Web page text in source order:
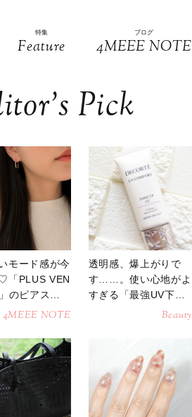
特集
Feature
ブログ
4MEEE NOTE
Pick
モード感が今
「PLUS VEN
のピアスが
4MEEE NOTE
透明感、爆上がりで
す……。使い心地がよ
すぎる「最強UV下
Beauty